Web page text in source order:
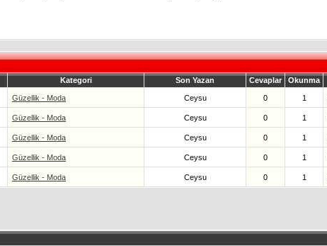
Kategori Son Yazan Cevaplar Okunma
Güzellik - Moda Ceysu 0 1
Güzellik - Moda Ceysu 0 1
Güzellik - Moda Ceysu 0 1
Güzellik - Moda Ceysu 0 1
Güzellik - Moda Ceysu 0 1